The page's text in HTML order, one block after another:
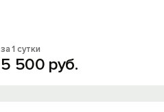
за 1 сутки
5 500 руб.